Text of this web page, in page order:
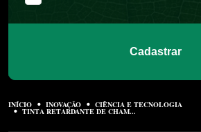
Cadastrar
INÍCIO INOVAÇÃO CIÊNCIA E TECNOLOGIA
TINTA RETARDANTE DE CHAM...